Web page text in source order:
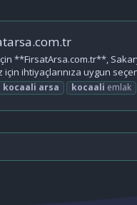
için **FirsatArsa.com.tr**,
için ihtiyaçlarınıza uygun
kocaali arsa kocaali emlak